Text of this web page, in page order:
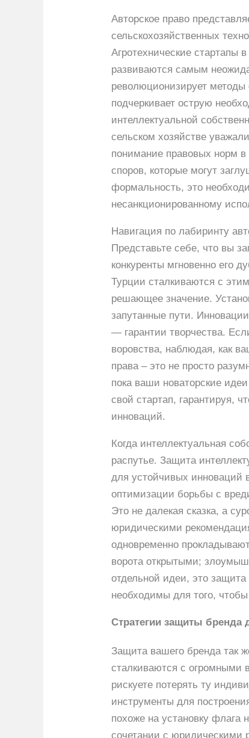
Авторское право
сельскохозяйственных
Агротехнические стартапы
развиваются самым
революционизирует методы
подчеркивает острую
интеллектуальной
сельском хозяйстве
понимание правовых норм в
споров, которые могут
формальность, это
несанкционированному
Навигация по лабиринту
Представьте себе, что вы
конкуренты мгновенно его
Турции сталкиваются с
решающее значение.
запутанные пути.
— гарантии творчества.
воровства, наблюдая, как
права – это не просто
пока ваши новаторские
свой стартап, гарантируя,
инноваций.
Когда интеллектуальная
распутье. Защита
для устойчивых инноваций
оптимизации борьбы с
Это не далекая сказка, а
юридическими
одновременно
ворота открытыми;
отдельной идеи, это
необходимы для того,
Стратегии защиты бренда
Защита вашего бренда так
сталкиваются с огромными
рискуете потерять ту
инструменты для
похоже на установку флага
сочетании с юридическими